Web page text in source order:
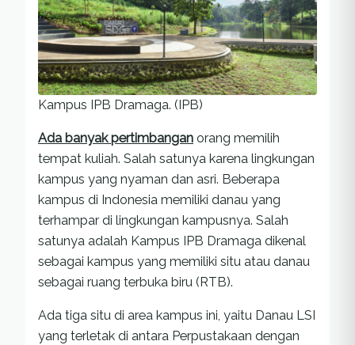
Kampus IPB Dramaga. (IPB)
Ada banyak pertimbangan orang memilih
tempat kuliah. Salah satunya karena lingkungan
kampus yang nyaman dan asri. Beberapa
kampus di Indonesia memiliki danau yang
terhampar di lingkungan kampusnya. Salah
satunya adalah Kampus IPB Dramaga dikenal
sebagai kampus yang memiliki situ atau danau
sebagai ruang terbuka biru (RTB).
Ada tiga situ di area kampus ini, yaitu Danau LSI
yang terletak di antara Perpustakaan dengan